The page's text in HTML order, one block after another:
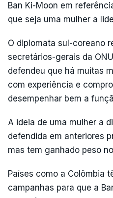
Ban Ki-Moon em
que seja uma mulher a
O diplomata sul-coreano
secretários-gerais da
defendeu que há muitas
com experiência e
desempenhar bem a
A ideia de uma mulher a
defendida em anteriores
mas tem ganhado peso
Países como a Colômbia
campanhas para que a